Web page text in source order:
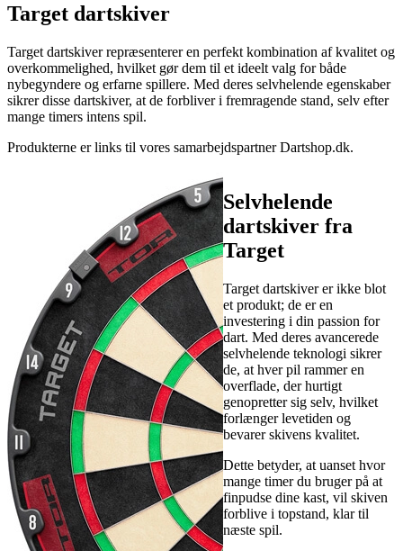
Target dartskiver
Target dartskiver repræsenterer en perfekt kombination af kvalitet og
overkommelighed, hvilket gør dem til et ideelt valg for både
nybegyndere og erfarne spillere. Med deres selvhelende egenskaber
sikrer disse dartskiver, at de forbliver i fremragende stand, selv efter
mange timers intens spil.
Produkterne er links til vores samarbejdspartner Dartshop.dk.
Selvhelende
dartskiver fra
Target
Target dartskiver er ikke blot
et produkt; de er en
investering i din passion for
dart. Med deres avancerede
selvhelende teknologi sikrer
de, at hver pil rammer en
overflade, der hurtigt
genopretter sig selv, hvilket
forlænger levetiden og
bevarer skivens kvalitet.
Dette betyder, at uanset hvor
mange timer du bruger på at
finpudse dine kast, vil skiven
forblive i topstand, klar til
næste spil.